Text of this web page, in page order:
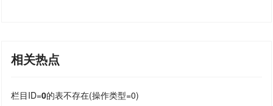
相关热点
栏目ID=0的表不存在(操作类型=0)